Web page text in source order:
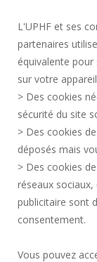
ACCESIBILIDAD
INFORMACIÓN
CONTACTOS
SERVICIOS
CRÉDITOS
DOY MI OPINIÓN
ACCESIBILIDAD:
L'UPHF et ses
partenaires
équivalente
sur votre
> Des cookies
sécurité du site
> Des cookies
déposés mais
> Des cookies
réseaux
publicitaire sont
consentement.
Vous pouvez